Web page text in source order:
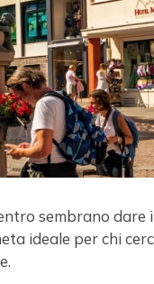
sembrano dare
ideale per chi